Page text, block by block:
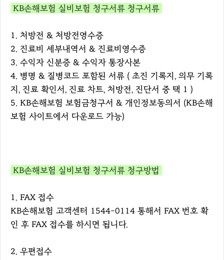
KB손해보험 실비보험 청구서류 청구서류
1. 처방전 & 처방전영수증
2. 진료비 세부내역서 & 진료비영수증
3. 수익자 신분증 & 수익자 통장사본
4. 병명 & 질병코드 포함된 서류 ( 초진 기록지, 의무 기록
지, 진료 확인서, 진료 차트, 처방전, 진단서 중 택 1 )
5. KB손해보험 보험금청구서 & 개인정보동의서 (KB손해
보험 사이트에서 다운로드 가능)
KB손해보험 실비보험 청구서류 청구방법
1. FAX 접수
KB손해보험 고객센터 1544-0114 통해서 FAX 번호 확
인 후 FAX 접수를 하시면 됩니다.
2. 우편접수